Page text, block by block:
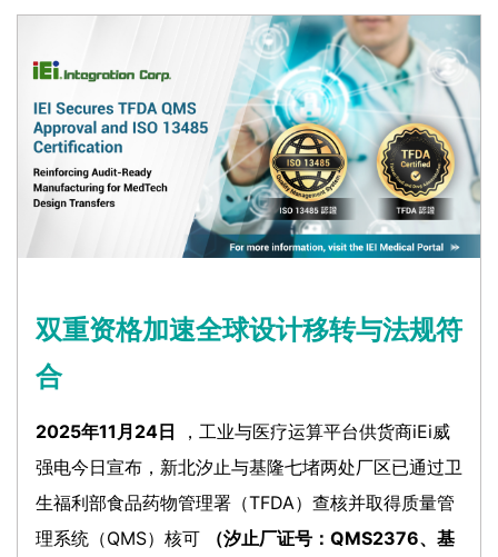
双重资格加速全球设计移转与法规符
合
2025年11月24日 ，工业与医疗运算平台供货商iEi威
强电今日宣布，新北汐止与基隆七堵两处厂区已通过卫
生福利部食品药物管理署（TFDA）查核并取得质量管
理系统（QMS）核可
（汐止厂证号：QMS2376、基